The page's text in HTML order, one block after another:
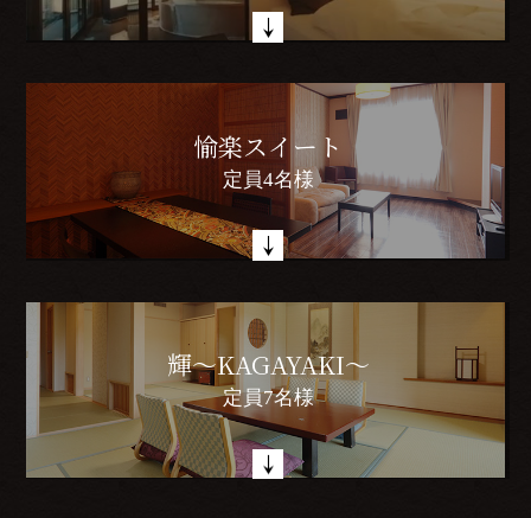
愉楽スイート
定員4名様
輝～KAGAYAKI～
定員7名様